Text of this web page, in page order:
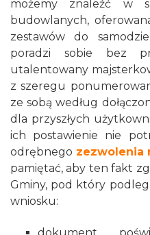
możemy znaleźć w
budowlanych,
zestawów do
poradzi sobie bez
utalentowany
z szeregu
ze sobą według
dla przyszłych
ich postawienie nie
odrębnego zezwolenia
pamiętać, aby ten fakt
Gminy, pod który
wniosku: